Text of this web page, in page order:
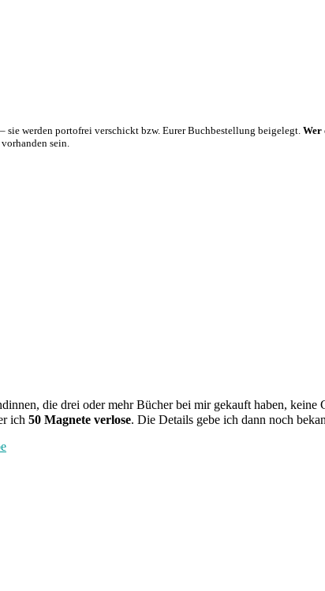
sie werden portofrei verschickt bzw. Eurer Buchbestellung beigelegt. Wer
sein.
die drei oder mehr Bücher bei mir gekauft haben, keine
ich 50 Magnete verlose. Die Details gebe ich dann noch